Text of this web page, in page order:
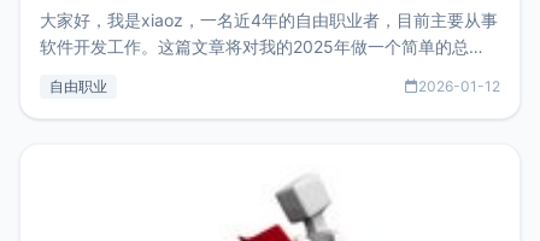
大家好，我是xiaoz，一名近4年的自由职业者，目前主要从事
软件开发工作。这篇文章将对我的2025年做一个简单的总
收入下降20%，但却过得很充实，2026年不求突破，但求保
自由职业 2026-01-12